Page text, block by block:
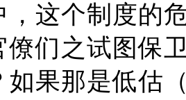
，这个制度的
僚们之试图保
如果那是低估